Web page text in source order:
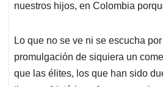
nuestros hijos, en Colombia
Lo que no se ve ni se escucha
promulgación de siquiera un
que las élites, los que han sido